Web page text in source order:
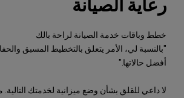
خطط وباقات خدمة الصيانة لراحة بالك
"بالنسبة لي، الأمر يتعلق بالتخطيط المسبق
أفضل حالاتها."
لا داعي للقلق بشأن وضع ميزانية لخدمتك